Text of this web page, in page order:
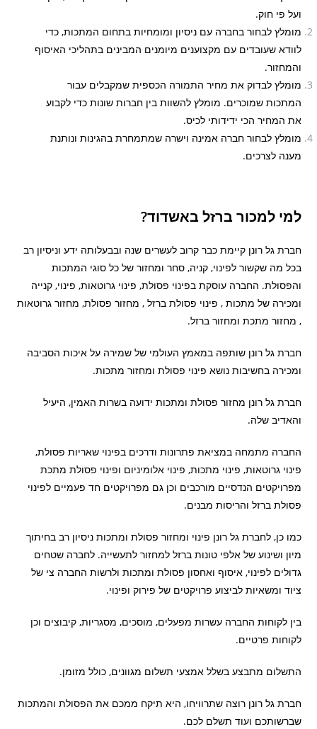
ועל פי חוק.
מומלץ לבחור בחברה עם ניסיון ומומחיות בתחום המתכות, כדי
לוודא שעובדים עם מקצוענים מיומנים המבינים בתהליכי האיסוף
והמחזור.
מומלץ לבדוק את מחיר התמורה הכספית שמקבלים עבור
המתכות שמוכרים. מומלץ להשוות בין חברות שונות כדי לקבוע
את המחיר הכי ידידותי לכיס.
מומלץ לבחור חברה אמינה וישרה שמתמחרת בהגינות ונותנת
מענה לצרכים.
למי למכור ברזל באשדוד?
חברת גל רונן קיימת כבר קרוב לעשרים שנה ובבעלותה ידע וניסיון רב
בכל מה שקשור לפינוי, קניה, סחר ומחזור של כל סוגי המתכות
והפסולת. החברה עוסקת בפינוי פסולת, פינוי גרוטאות, פינוי, קנייה
ומכירה של מתכות , פינוי פסולת ברזל , מחזור פסולת, מחזור גרוטאות
, מחזור מתכת ומחזור ברזל.
חברת גל רונן שותפה במאמץ העולמי של שמירה על איכות הסביבה
ומכירה בחשיבות נושא פינוי פסולת ומחזור מתכות.
חברת גל רונן מחזור פסולת ומתכות ידועה בשרות האמין, היעיל
והאדיב שלה.
החברה מתמחה במציאת פתרונות ודרכים בפינוי שאריות פסולת,
פינוי גרוטאות, פינוי מתכות, פינוי אלומיניום ופינוי פסולת מתכת
מפרויקטים הנדסיים מורכבים וכן גם מפרויקטים חד פעמיים לפינוי
פסולת ברזל והריסות מבנים.
כמו כן, לחברת גל רונן פינוי ומחזור פסולת ומתכות ניסיון רב בחיתוך
מיון ושינוע של אלפי טונות ברזל למחזור לתעשייה. לחברה שטחים
גדולים לפינוי, איסוף ואחסון פסולת ומתכות ולרשות החברה צי של
ציוד ומשאיות לביצוע פרויקטים של פירוק ופינוי.
בין לקוחות החברה עשרות מפעלים, מוסכים, מסגריות, קיבוצים וכן
לקוחות פרטיים.
התשלום מתבצע בשלל אמצעי תשלום מגוונים, כולל מזומן.
חברת גל רונן רוצה שתרוויחו, היא תיקח ממכם את הפסולת והמתכות
שברשותכם ועוד תשלם לכם.